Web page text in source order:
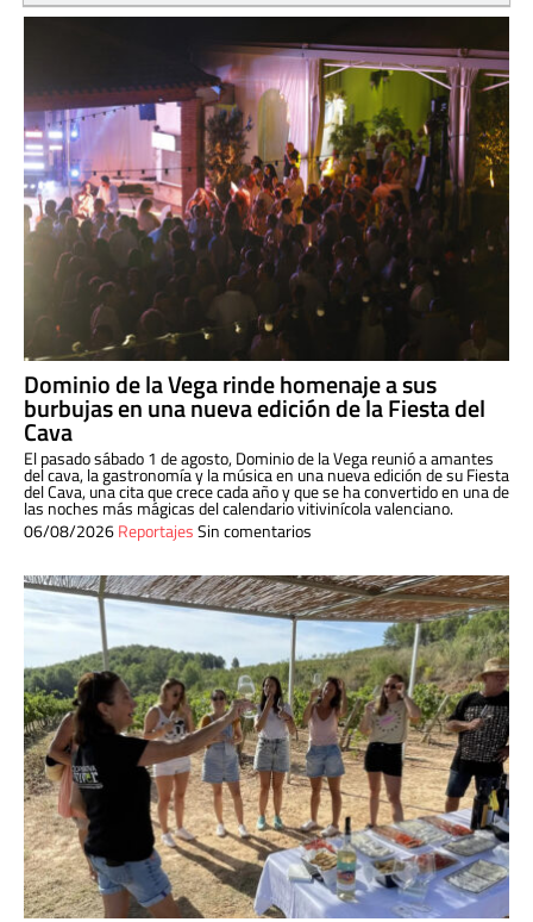
Dominio de la Vega rinde homenaje a sus
burbujas en una nueva edición de la Fiesta del
Cava
El pasado sábado 1 de agosto, Dominio de la Vega reunió a amantes
del cava, la gastronomía y la música en una nueva edición de su Fiesta
del Cava, una cita que crece cada año y que se ha convertido en una de
las noches más mágicas del calendario vitivinícola valenciano.
06/08/2026ReportajesSin comentarios